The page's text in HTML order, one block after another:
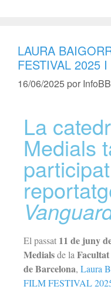
LAURA
FESTIVAL 2025
16/06/2025 por
La
Medials
El passat 11 de juny
Medialsde la
de Barcelona, Laura
FILM FESTIVAL